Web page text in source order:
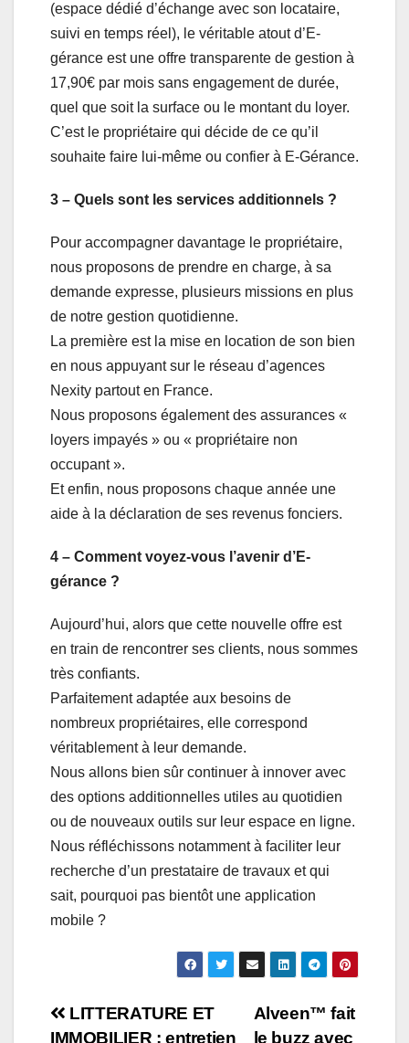
(espace dédié d’échange avec son locataire,
suivi en temps réel), le véritable atout d’E-
gérance est une offre transparente de gestion à
17,90€ par mois sans engagement de durée,
quel que soit la surface ou le montant du loyer.
C’est le propriétaire qui décide de ce qu’il
souhaite faire lui-même ou confier à E-Gérance.
3 – Quels sont les services additionnels ?
Pour accompagner davantage le propriétaire,
nous proposons de prendre en charge, à sa
demande expresse, plusieurs missions en plus
de notre gestion quotidienne.
La première est la mise en location de son bien
en nous appuyant sur le réseau d’agences
Nexity partout en France.
Nous proposons également des assurances «
loyers impayés » ou « propriétaire non
occupant ».
Et enfin, nous proposons chaque année une
aide à la déclaration de ses revenus fonciers.
4 – Comment voyez-vous l’avenir d’E-
gérance ?
Aujourd’hui, alors que cette nouvelle offre est
en train de rencontrer ses clients, nous sommes
très confiants.
Parfaitement adaptée aux besoins de
nombreux propriétaires, elle correspond
véritablement à leur demande.
Nous allons bien sûr continuer à innover avec
des options additionnelles utiles au quotidien
ou de nouveaux outils sur leur espace en ligne.
Nous réfléchissons notamment à faciliter leur
recherche d’un prestataire de travaux et qui
sait, pourquoi pas bientôt une application
mobile ?
Navigation
Alveen™ fait
le buzz avec
LITTERATURE ET
IMMOBILIER : entretien